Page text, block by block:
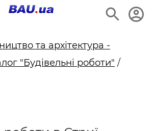
та архітектура -
"Будівельні роботи" /